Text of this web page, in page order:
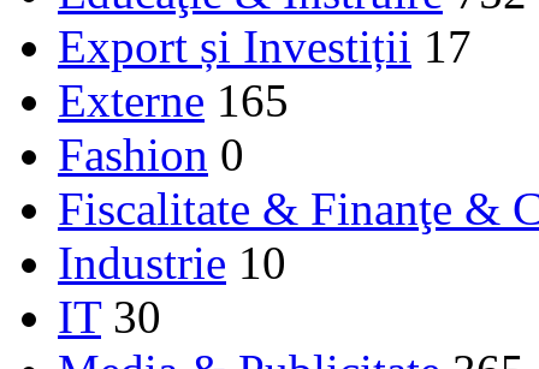
Export și Investiții 17
Externe 165
Fashion 0
Fiscalitate & Finanţe &
Industrie 10
IT 30